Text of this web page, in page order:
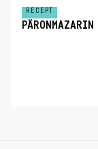
RECEPT
PÄRONMAZARIN